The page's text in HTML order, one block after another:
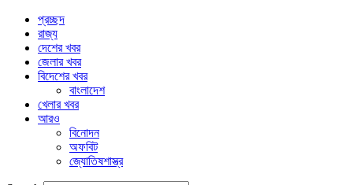
প্রচ্ছদ
রাজ্য
দেশের খবর
জেলার খবর
বিদেশের খবর
বাংলাদেশ
খেলার খবর
আরও
বিনোদন
অফবিট
জ্যোতিষশাস্ত্র